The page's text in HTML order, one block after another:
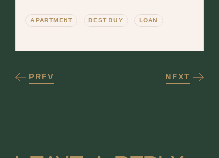
APARTMENT BEST BUY LOAN
PREV NEXT